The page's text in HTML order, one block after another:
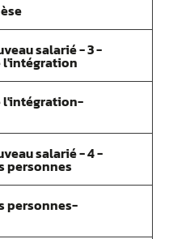
salarié - 3 -
l'intégration
l'intégration-
salarié - 4 -
personnes
personnes-